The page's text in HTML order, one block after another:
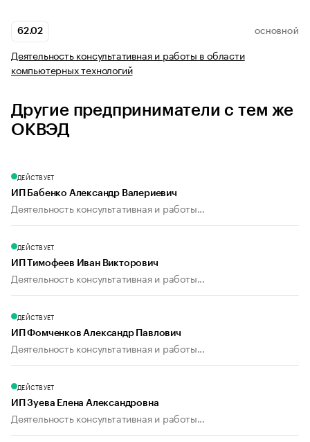
62.02 ОСНОВНОЙ
Деятельность консультативная и работы в области
компьютерных технологий
Другие предприниматели с тем же
ОКВЭД
ДЕЙСТВУЕТ
ИП Бабенко Александр Валериевич
Деятельность консультативная и работы...
ДЕЙСТВУЕТ
ИП Тимофеев Иван Викторович
Деятельность консультативная и работы...
ДЕЙСТВУЕТ
ИП Фомченков Александр Павлович
Деятельность консультативная и работы...
ДЕЙСТВУЕТ
ИП Зуева Елена Александровна
Деятельность консультативная и работы...